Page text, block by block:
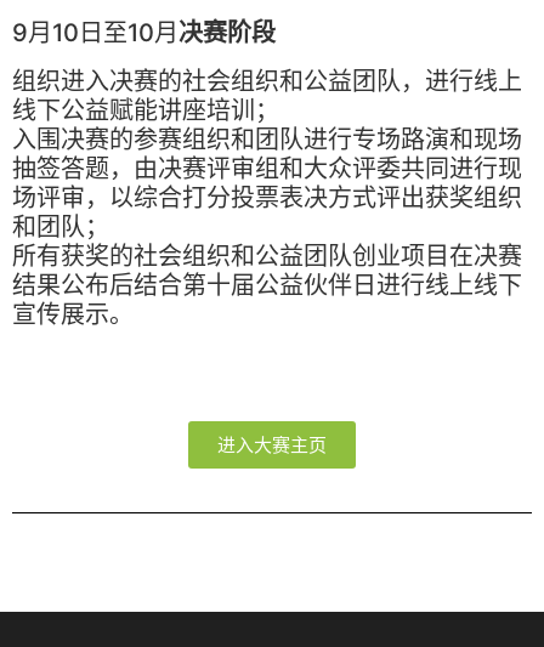
9月10日至10月 决赛阶段
组织进入决赛的社会组织和公益团队，进行线上
线下公益赋能讲座培训；
入围决赛的参赛组织和团队进行专场路演和现场
抽签答题，由决赛评审组和大众评委共同进行现
场评审，以综合打分投票表决方式评出获奖组织
和团队；
所有获奖的社会组织和公益团队创业项目在决赛
结果公布后结合第十届公益伙伴日进行线上线下
宣传展示。
进入大赛主页